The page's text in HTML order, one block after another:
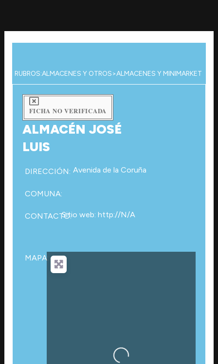
contenido
RUBROS:ALMACENES Y OTROS>ALMACENES Y MINIMARKET
FICHA NO VERIFICADA
ALMACÉN JOSÉ
LUIS
DIRECCIÓN: Avenida de la Coruña
COMUNA:
CONTACTO:Sitio web: http://N/A
MAPA:
Cargando…